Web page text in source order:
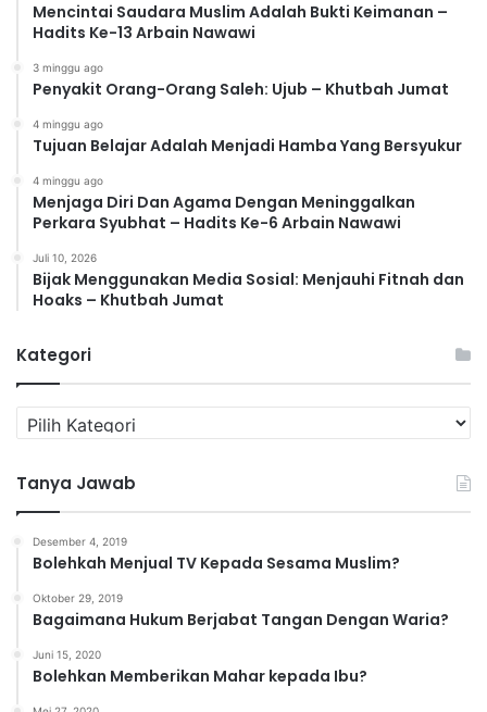
Mencintai Saudara Muslim Adalah Bukti Keimanan –
Hadits Ke-13 Arbain Nawawi
3 minggu ago
Penyakit Orang-Orang Saleh: Ujub – Khutbah Jumat
4 minggu ago
Tujuan Belajar Adalah Menjadi Hamba Yang Bersyukur
4 minggu ago
Menjaga Diri Dan Agama Dengan Meninggalkan
Perkara Syubhat – Hadits Ke-6 Arbain Nawawi
Juli 10, 2026
Bijak Menggunakan Media Sosial: Menjauhi Fitnah dan
Hoaks – Khutbah Jumat
Kategori
a
e
g
Tanya Jawab
Desember 4, 2019
Bolehkah Menjual TV Kepada Sesama Muslim?
Oktober 29, 2019
Bagaimana Hukum Berjabat Tangan Dengan Waria?
Juni 15, 2020
Bolehkan Memberikan Mahar kepada Ibu?